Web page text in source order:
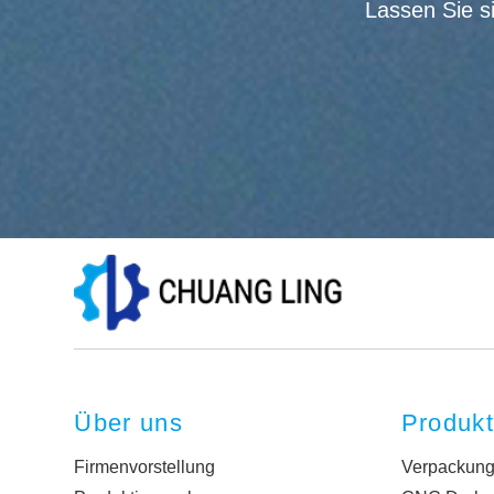
Lassen Sie
Über uns
Firmenvorstellung